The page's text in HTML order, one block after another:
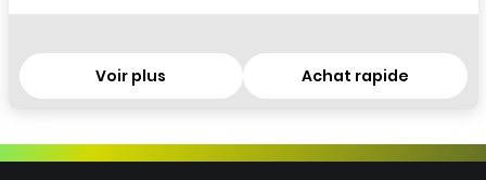
Voir plus Achat rapide